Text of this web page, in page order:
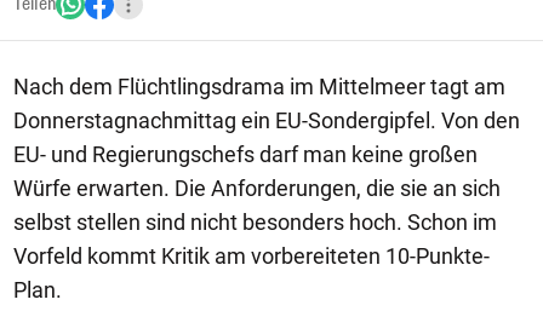
Nach dem Flüchtlingsdrama im Mittelmeer tagt am
Donnerstagnachmittag ein EU-Sondergipfel. Von den
EU- und Regierungschefs darf man keine großen
Würfe erwarten. Die Anforderungen, die sie an sich
selbst stellen sind nicht besonders hoch. Schon im
Vorfeld kommt Kritik am vorbereiteten 10-Punkte-
Plan.